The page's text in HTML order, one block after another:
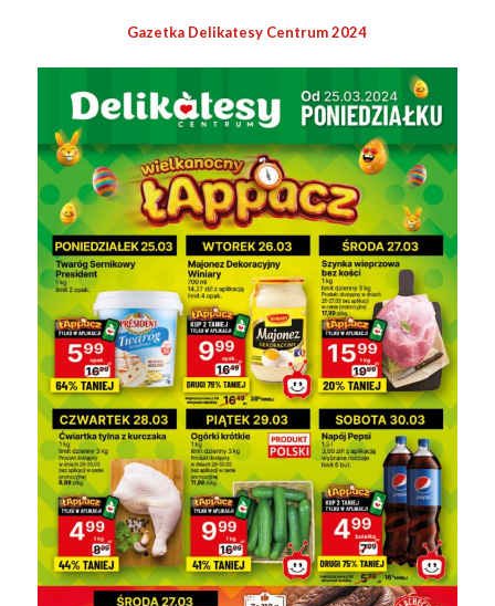
Gazetka Delikatesy Centrum 2024